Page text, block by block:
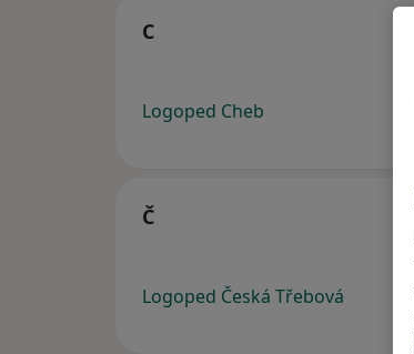
C
Logoped Cheb
Č
Logoped Česká Třebová